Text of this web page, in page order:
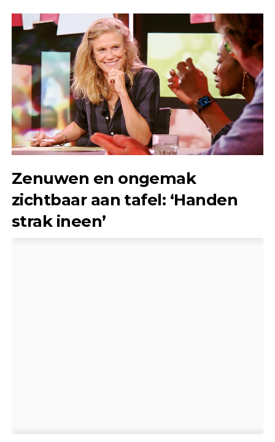
Zenuwen en ongemak
zichtbaar aan tafel: ‘Handen
strak ineen’